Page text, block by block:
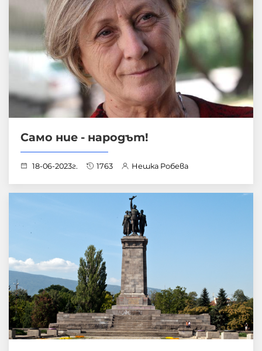
Само ние - народът!
18-06-2023г. 1763 Нешка Робева